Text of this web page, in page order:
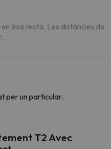
línia recta. Les distàncies de
per un particular.
T2 Avec